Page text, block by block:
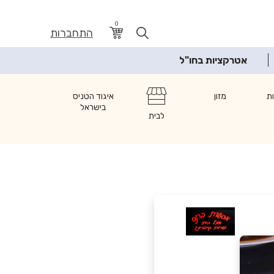
0
התחברות
אטרקציות בחו"ל
מזון
לבית
איגוד הטניס
בישראל